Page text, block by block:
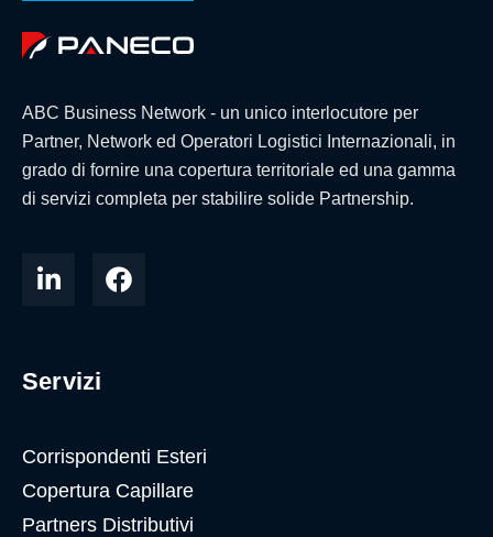
ABC Business Network - un unico interlocutore per
Partner, Network ed Operatori Logistici Internazionali, in
grado di fornire una copertura territoriale ed una gamma
di servizi completa per stabilire solide Partnership.
Servizi
Corrispondenti Esteri
Copertura Capillare
Partners Distributivi